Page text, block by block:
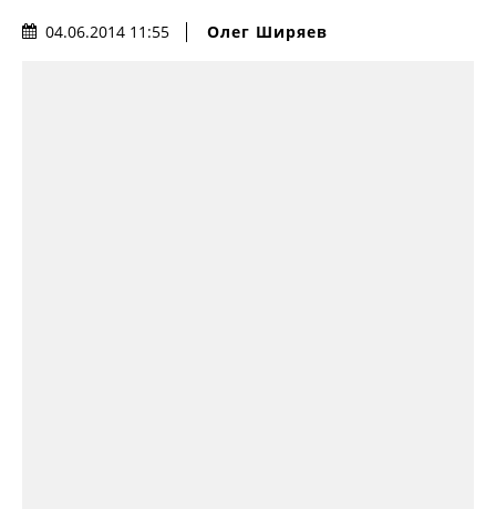
04.06.2014 11:55 Олег Ширяев